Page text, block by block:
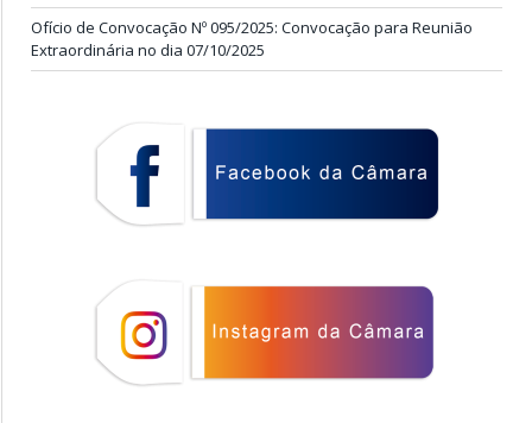
Ofício de Convocação Nº 095/2025: Convocação para Reunião
Extraordinária no dia 07/10/2025